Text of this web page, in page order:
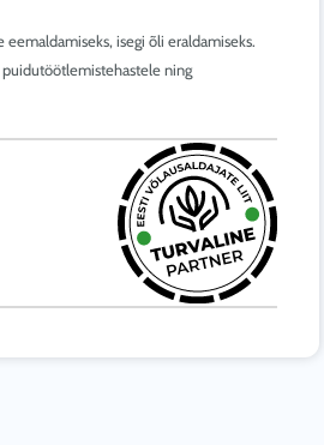
isegi õli eraldamiseks.
ning